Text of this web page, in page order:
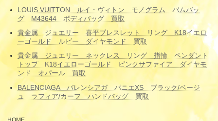
LOUIS VUITTON ルイ・ヴィトン モノグラム バムバッ
グ M43644 ボディバッグ 買取
貴金属 ジュエリー 喜平ブレスレット リング K18イエロ
ーゴールド ルビー ダイヤモンド 買取
貴金属 ジュエリー ネックレス リング 指輪 ペンダント
トップ K18イエローゴールド ピンクサファイア ダイヤモ
ンド オパール 買取
BALENCIAGA バレンシアガ パニエXS ブラック/ベージ
ュ ラフィア/カーフ ハンドバッグ 買取